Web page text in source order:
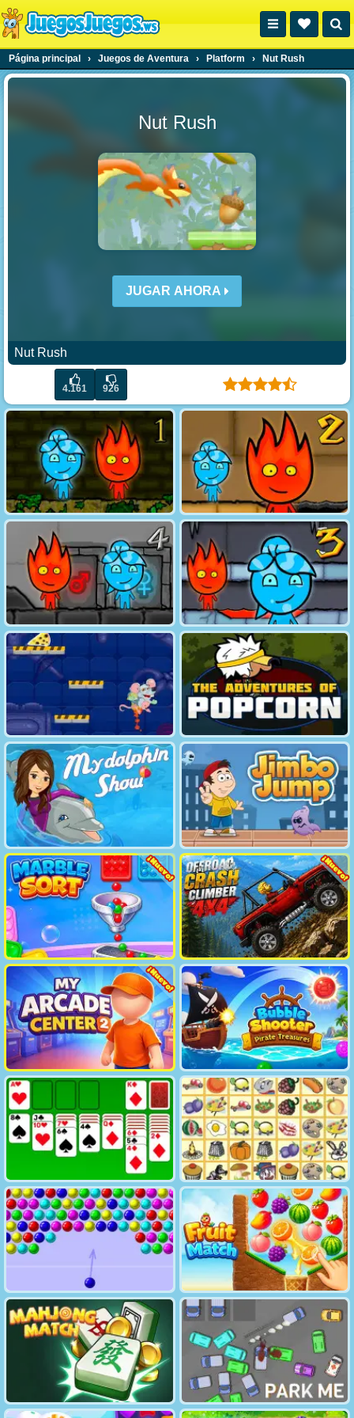
Página principal › Juegos de Aventura › Platform › Nut Rush
Nut Rush
JUGAR AHORA
Nut Rush
4.161 926